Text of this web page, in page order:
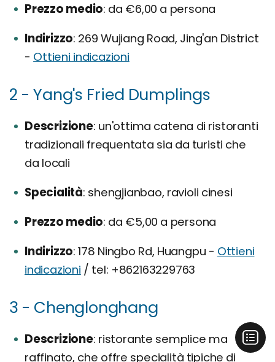
Prezzo medio da €6,00 a persona
Indirizzo 269 Wujiang Road, Jing'an District
- Ottieni indicazioni
2 - Yang's Fried Dumplings
Descrizione un'ottima catena di ristoranti
tradizionali frequentata sia da turisti che
da locali
Specialità shengjianbao, ravioli cinesi
Prezzo medio da €5,00 a persona
Indirizzo 178 Ningbo Rd, Huangpu - Ottieni
indicazioni / tel: +862163229763
3 - Chenglonghang
Descrizione ristorante semplice ma
raffinato, che offre specialità tipiche di